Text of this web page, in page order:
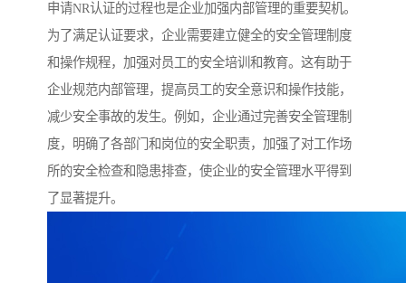
申请NR认证的过程也是企业加强内部管理的重要契机。
为了满足认证要求，企业需要建立健全的安全管理制度
和操作规程，加强对员工的安全培训和教育。这有助于
企业规范内部管理，提高员工的安全意识和操作技能，
减少安全事故的发生。例如，企业通过完善安全管理制
度，明确了各部门和岗位的安全职责，加强了对工作场
所的安全检查和隐患排查，使企业的安全管理水平得到
了显著提升。